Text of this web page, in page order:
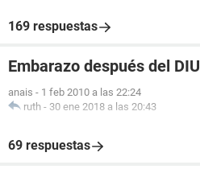
169 respuestas
Embarazo después del DIU
anais - 1 feb 2010 a las 22:24
ruth - 30 ene 2018 a las 20:43
69 respuestas